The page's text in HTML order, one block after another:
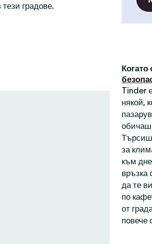
градове.
Tinder
някой,
Търсиш
за
към
връзка
да те
по
от
повече